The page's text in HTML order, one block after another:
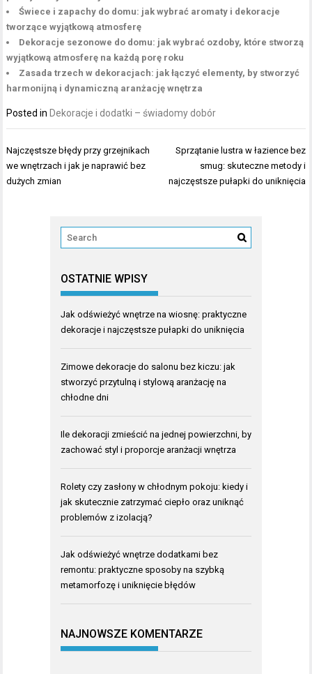
Świece i zapachy do domu: jak wybrać aromaty i dekoracje
tworzące wyjątkową atmosferę
Dekoracje sezonowe do domu: jak wybrać ozdoby, które stworzą
wyjątkową atmosferę na każdą porę roku
Zasada trzech w dekoracjach: jak łączyć elementy, by stworzyć
harmonijną i dynamiczną aranżację wnętrza
Posted in Dekoracje i dodatki – świadomy dobór
Nawigacja
wpisu
Najczęstsze błędy przy grzejnikach
we wnętrzach i jak je naprawić bez
dużych zmian
Sprzątanie lustra w łazience bez
smug: skuteczne metody i
najczęstsze pułapki do uniknięcia
OSTATNIE WPISY
Jak odświeżyć wnętrze na wiosnę: praktyczne
dekoracje i najczęstsze pułapki do uniknięcia
Zimowe dekoracje do salonu bez kiczu: jak
stworzyć przytulną i stylową aranżację na
chłodne dni
Ile dekoracji zmieścić na jednej powierzchni, by
zachować styl i proporcje aranżacji wnętrza
Rolety czy zasłony w chłodnym pokoju: kiedy i
jak skutecznie zatrzymać ciepło oraz uniknąć
problemów z izolacją?
Jak odświeżyć wnętrze dodatkami bez
remontu: praktyczne sposoby na szybką
metamorfozę i uniknięcie błędów
NAJNOWSZE KOMENTARZE